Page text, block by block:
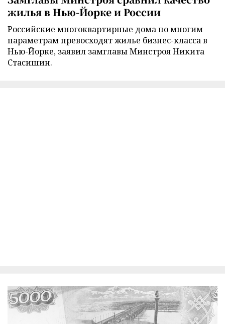
жилья в Нью-Йорке и России
Российские многоквартирные дома по многим
параметрам превосходят жилье бизнес-класса в
Нью-Йорке, заявил замглавы Минстроя Никита
Стасишин.